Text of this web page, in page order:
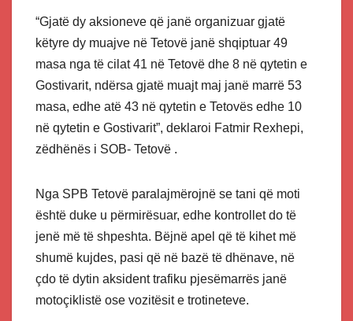
“Gjatë dy aksioneve që janë organizuar gjatë
këtyre dy muajve në Tetovë janë shqiptuar 49
masa nga të cilat 41 në Tetovë dhe 8 në qytetin e
Gostivarit, ndërsa gjatë muajt maj janë marrë 53
masa, edhe atë 43 në qytetin e Tetovës edhe 10
në qytetin e Gostivarit”, deklaroi Fatmir Rexhepi,
zëdhënës i SOB- Tetovë .
Nga SPB Tetovë paralajmërojnë se tani që moti
është duke u përmirësuar, edhe kontrollet do të
jenë më të shpeshta. Bëjnë apel që të kihet më
shumë kujdes, pasi që në bazë të dhënave, në
çdo të dytin aksident trafiku pjesëmarrës janë
motoçiklistë ose vozitësit e trotineteve.